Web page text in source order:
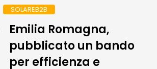
SOLAREB2B
Emilia Romagna,
pubblicato un bando
per efficienza e